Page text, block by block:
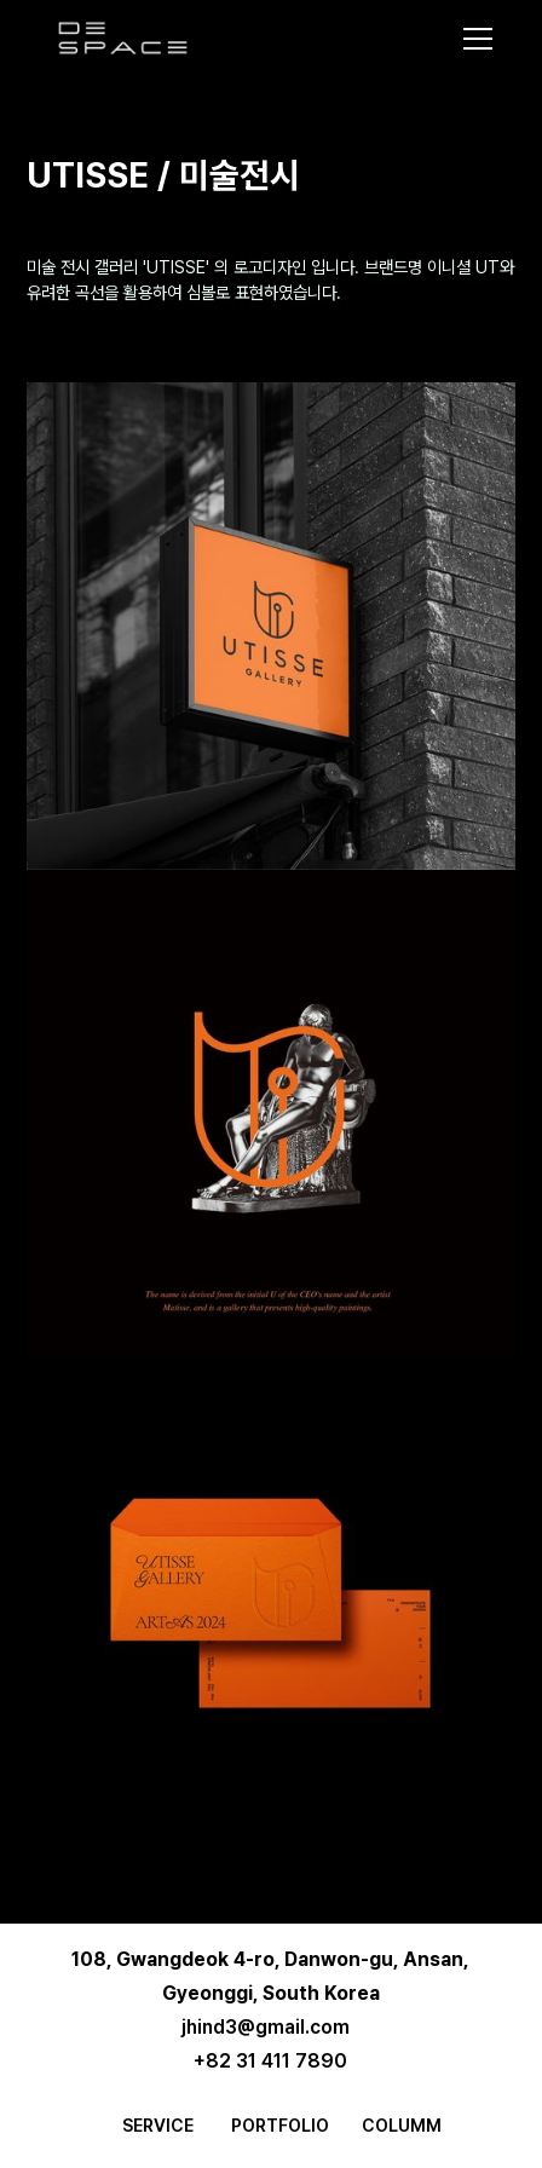
이UTISSE / 미술전시
미술 전시 갤러리 'UTISSE' 의 로고디자인 입니다. 브랜드명 이니셜 UT와
유려한 곡선을 활용하여 심볼로 표현하였습니다.
108, Gwangdeok 4-ro, Danwon-gu, Ansan,
Gyeonggi, South Korea
jhind3@gmail.com
+82 31 411 7890
SERVICE PORTFOLIO COLUMM